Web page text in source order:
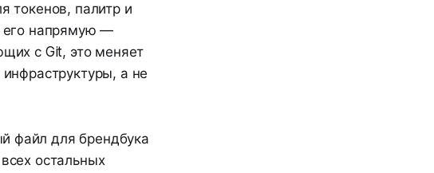
токенов, палитр и
его напрямую —
с Git, это меняет
а не
файл для брендбука
остальных